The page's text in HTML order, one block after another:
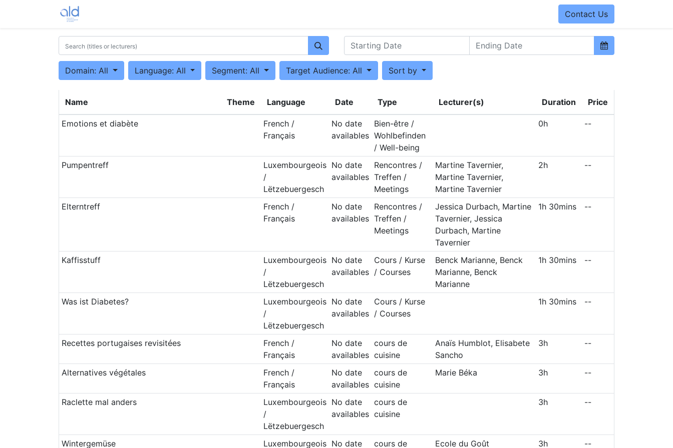
Contact Us
Domain: All Language: All Segment: All Target Audience: All Sort by
Name Theme Language Date Type Lecturer(s) Duration Price
Emotions et diabète
French /
Français
No date
availables
Bien-être /
Wohlbefinden
/ Well-being
0h --
Pumpentreff
Luxembourgeois
/
Lëtzebuergesch
No date
availables
Rencontres /
Treffen /
Meetings
Martine Tavernier,
Martine Tavernier,
Martine Tavernier
2h --
Elterntreff
French /
Français
No date
availables
Rencontres /
Treffen /
Meetings
Jessica Durbach, Martine
Tavernier, Jessica
Durbach, Martine
Tavernier
1h 30mins --
Kaffisstuff
Luxembourgeois
/
Lëtzebuergesch
No date
availables
Cours / Kurse
/ Courses
Benck Marianne, Benck
Marianne, Benck
Marianne
1h 30mins --
Was ist Diabetes?
Luxembourgeois
/
Lëtzebuergesch
No date
availables
Cours / Kurse
/ Courses
1h 30mins --
Recettes portugaises revisitées
French /
Français
No date
availables
cours de
cuisine
Anaïs Humblot, Elisabete
Sancho
3h --
Alternatives végétales
French /
Français
No date
availables
cours de
cuisine
Marie Béka 3h --
Raclette mal anders
Luxembourgeois
/
Lëtzebuergesch
No date
availables
cours de
cuisine
3h --
Wintergemüse Luxembourgeois No date cours de Ecole du Goût 3h --